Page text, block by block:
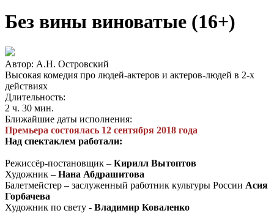
Без вины виноватые (16+)
Автор: А.Н. Островский
Высокая комедия про людей-актеров и актеров-людей в 2-х
действиях
Длительность:
2 ч. 30 мин.
Ближайшие даты исполнения:
Премьера состоялась 12 сентября 2018 года
Над спектаклем работали:
Режиссёр-постановщик – Кирилл Вытоптов
Художник – Нана Абдрашитова
Балетмейстер – заслуженный работник культуры России Асия
Горбачева
Художник по свету - Владимир Коваленко